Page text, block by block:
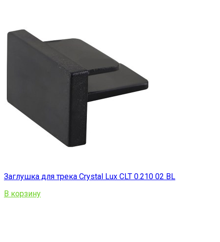
Заглушка для трека Crystal Lux CLT 0.210 02 BL
В корзину